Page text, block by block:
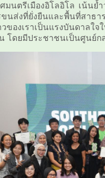
มนตรีเมืองอิโลอิโล เน้นย้
รขนส่งที่ยั่งยืนและพื้นที่ส
ของเราเป็นแรงบันดาลใ
โดยมีประชาชนเป็นศูนย์ก